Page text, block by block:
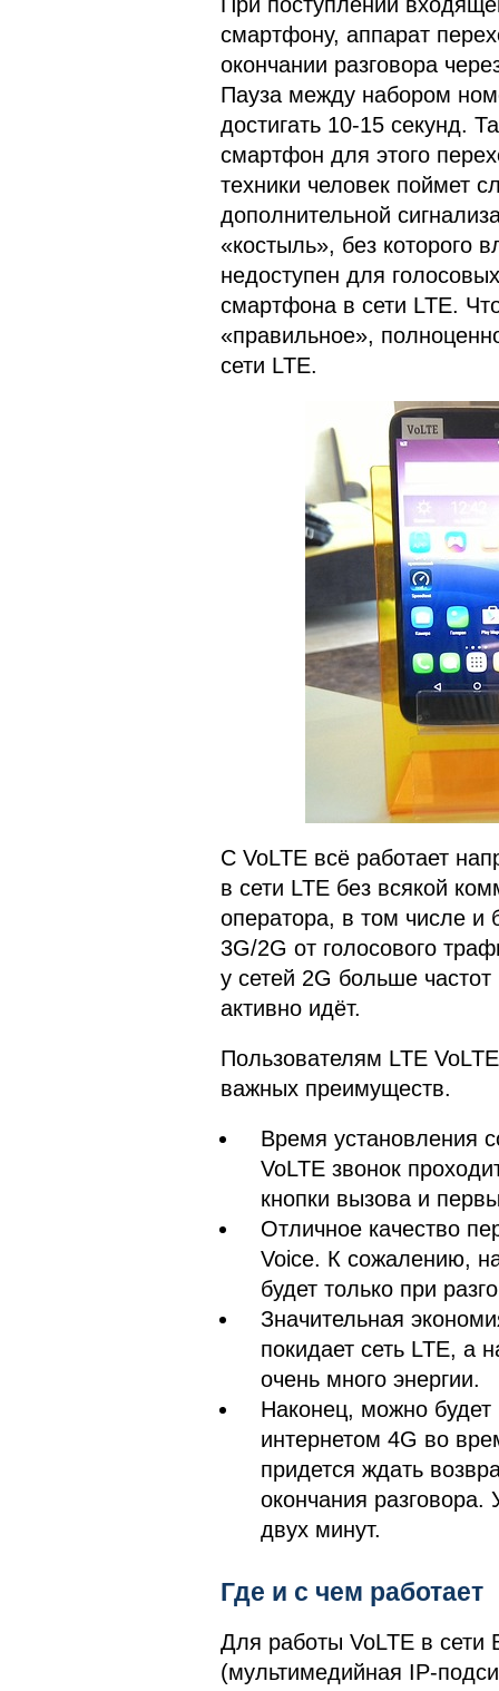
смартфону, аппарат
окончании разговора
Пауза между набором
достигать 10-15 секунд.
смартфон для этого
техники человек поймет
дополнительной
«костыль», без которого
недоступен для
смартфона в сети LTE.
«правильное»,
сети LTE.
С VoLTE всё работает
в сети LTE без всякой
оператора, в том числе и
3G/2G от голосового
у сетей 2G больше
активно идёт.
Пользователям LTE
важных преимуществ.
Время установления
VoLTE звонок
кнопки вызова и
Отличное качество
Voice. К сожалению,
будет только при
Значительная
покидает сеть LTE, а
очень много энергии.
Наконец, можно
интернетом 4G во
придется ждать
окончания разговора.
двух минут.
Где и с чем работает
Для работы VoLTE в
(мультимедийная IP-